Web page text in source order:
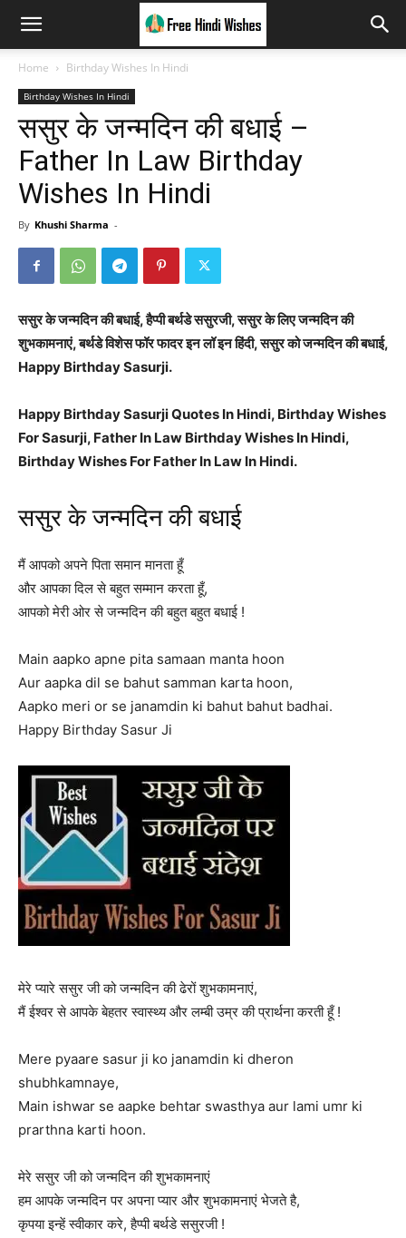
Home Birthday Wishes In Hindi
Birthday Wishes In Hindi
ससुर के जन्मदिन की बधाई –
Father In Law Birthday
Wishes In Hindi
By Khushi Sharma -
ससुर के जन्मदिन की बधाई, हैप्पी बर्थडे ससुरजी, ससुर के लिए जन्मदिन की
शुभकामनाएं, बर्थडे विशेस फॉर फादर इन लॉ इन हिंदी, ससुर को जन्मदिन की बधाई,
Happy Birthday Sasurji.
Happy Birthday Sasurji Quotes In Hindi, Birthday Wishes
For Sasurji, Father In Law Birthday Wishes In Hindi,
Birthday Wishes For Father In Law In Hindi.
ससुर के जन्मदिन की बधाई
मैं आपको अपने पिता समान मानता हूँ
और आपका दिल से बहुत सम्मान करता हूँ,
आपको मेरी ओर से जन्मदिन की बहुत बहुत बधाई !
Main aapko apne pita samaan manta hoon
Aur aapka dil se bahut samman karta hoon,
Aapko meri or se janamdin ki bahut bahut badhai.
Happy Birthday Sasur Ji
मेरे प्यारे ससुर जी को जन्मदिन की ढेरों शुभकामनाएं,
मैं ईश्वर से आपके बेहतर स्वास्थ्य और लम्बी उम्र की प्रार्थना करती हूँ !
Mere pyaare sasur ji ko janamdin ki dheron
shubhkamnaye,
Main ishwar se aapke behtar swasthya aur lami umr ki
prarthna karti hoon.
मेरे ससुर जी को जन्मदिन की शुभकामनाएं
हम आपके जन्मदिन पर अपना प्यार और शुभकामनाएं भेजते है,
कृपया इन्हें स्वीकार करे, हैप्पी बर्थडे ससुरजी !